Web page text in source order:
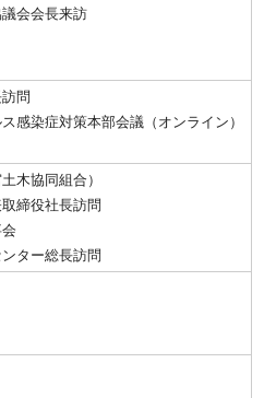
会会長来訪
問
感染症対策本部会議（オンライン）
木協同組合）
締役社長訪問
ター総長訪問